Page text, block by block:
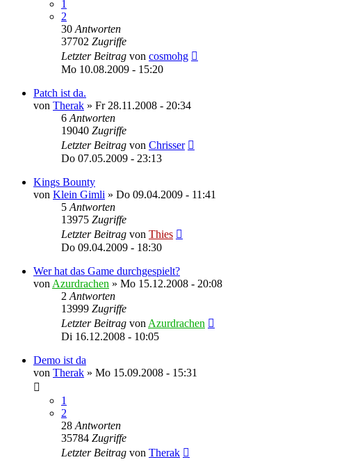
1
2
30 Antworten
37702 Zugriffe
Letzter Beitrag von cosmohg
Mo 10.08.2009 - 15:20
Patch ist da.
von Therak » Fr 28.11.2008 - 20:34
6 Antworten
19040 Zugriffe
Letzter Beitrag von Chrisser
Do 07.05.2009 - 23:13
Kings Bounty
von Klein Gimli » Do 09.04.2009 - 11:41
5 Antworten
13975 Zugriffe
Letzter Beitrag von Thies
Do 09.04.2009 - 18:30
Wer hat das Game durchgespielt?
von Azurdrachen » Mo 15.12.2008 - 20:08
2 Antworten
13999 Zugriffe
Letzter Beitrag von Azurdrachen
Di 16.12.2008 - 10:05
Demo ist da
von Therak » Mo 15.09.2008 - 15:31
1
2
28 Antworten
35784 Zugriffe
Letzter Beitrag von Therak